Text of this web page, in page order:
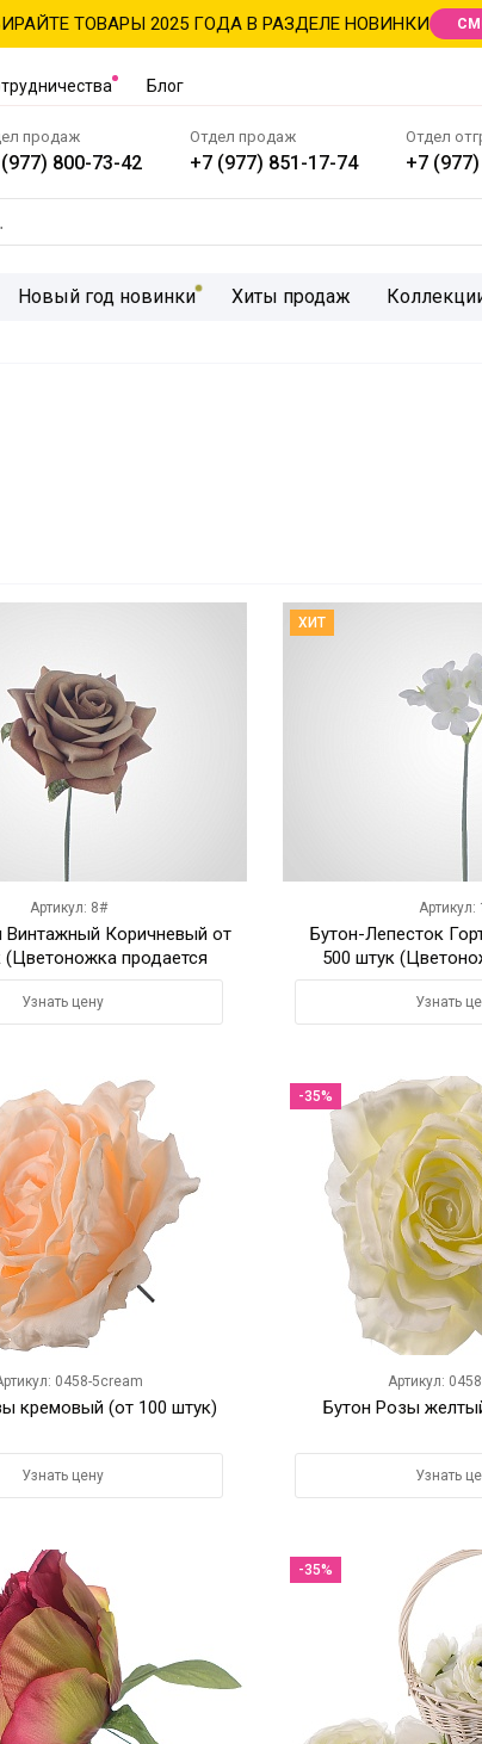
ТОВАРЫ 2025 ГОДА В РАЗДЕЛЕ НОВИНКИ
Блог
продаж
800-73-42
Отдел продаж
+7 (977) 851-17-74
Отдел
+7
Новый год новинки Хиты продаж
Артикул: 8#
Винтажный Коричневый от
(Цветоножка продается
отдельно)
Узнать цену
ХИТ
Артикул:
Бутон-Лепесток
500 штук
Узнать
0458-5cream
кремовый (от 100 штук)
Узнать цену
-35%
Артикул:
Бутон Розы
Узнать
-35%